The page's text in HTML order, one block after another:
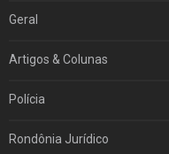
Geral
Artigos & Colunas
Polícia
Rondônia Jurídico